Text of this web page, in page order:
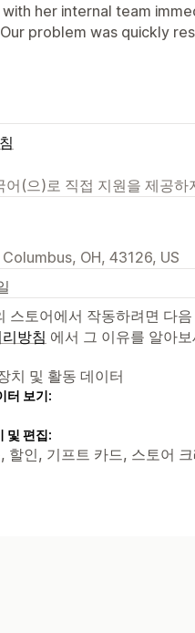
her internal team
problem was quickly
어(으)로 직접 지원을 제공하
OH, 43126, US
스토어에서 작동하려면 다
방침 에서 그 이유를 알아
치 및 활동 데이터
터 보기:
및 편집:
할인, 기프트 카드, 스토어